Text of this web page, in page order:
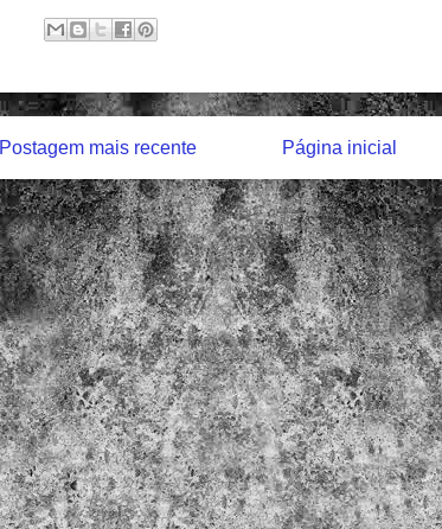
Postagem mais recente Página inicial